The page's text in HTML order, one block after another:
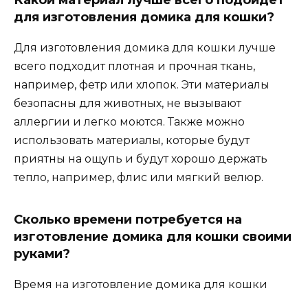
для изготовления домика для кошки?
Для изготовления домика для кошки лучше
всего подходит плотная и прочная ткань,
например, фетр или хлопок. Эти материалы
безопасны для животных, не вызывают
аллергии и легко моются. Также можно
использовать материалы, которые будут
приятны на ощупь и будут хорошо держать
тепло, например, флис или мягкий велюр.
Сколько времени потребуется на
изготовление домика для кошки своими
руками?
Время на изготовление домика для кошки